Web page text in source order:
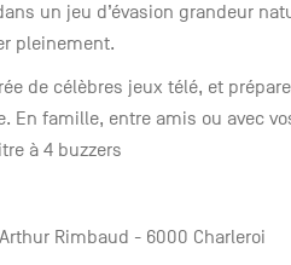
un jeu d’évasion grandeur
pleinement.
de célèbres jeux télé, et
En famille, entre amis ou avec
à 4 buzzers
Rimbaud - 6000 Charleroi